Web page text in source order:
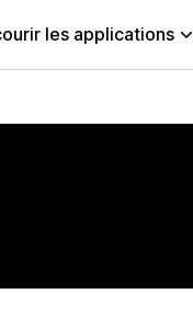
les applications